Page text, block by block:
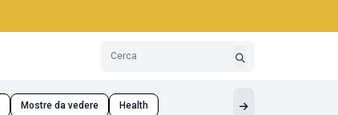
Mostre da vedere Health